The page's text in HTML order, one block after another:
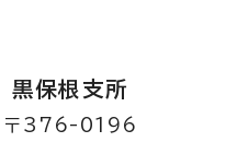
黒保根支所
〒376-0196